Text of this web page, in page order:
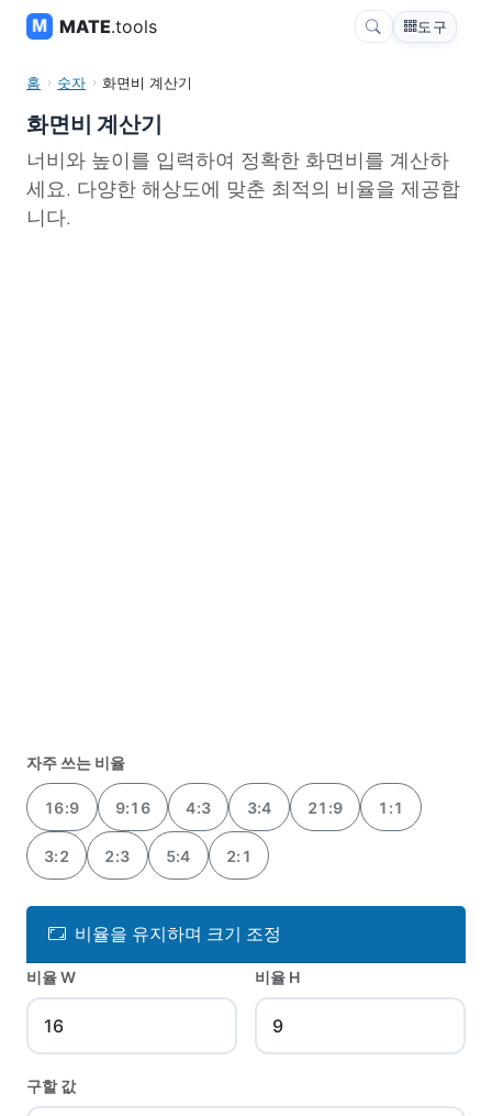
MATE.tools 도구
홈 숫자 화면비 계산기
화면비 계산기
너비와 높이를 입력하여 정확한 화면비를 계산하
세요. 다양한 해상도에 맞춘 최적의 비율을 제공합
니다.
자주 쓰는 비율
16:9 9:16 4:3 3:4 21:9 1:1
3:2 2:3 5:4 2:1
비율을 유지하며 크기 조정
비율 W 비율 H
구할 값